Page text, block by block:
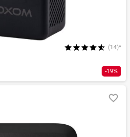
(14)*
-19%